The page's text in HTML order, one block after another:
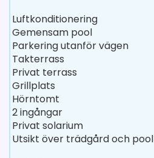
Luftkonditionering
Gemensam pool
Parkering utanför vägen
Takterrass
Privat terrass
Grillplats
Hörntomt
2 ingångar
Privat solarium
Utsikt över trädgård och pool